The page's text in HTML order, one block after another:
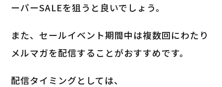
ーパーSALEを狙うと良いでしょう。
また、セールイベント期間中は複数回にわたり
メルマガを配信することがおすすめです。
配信タイミングとしては、